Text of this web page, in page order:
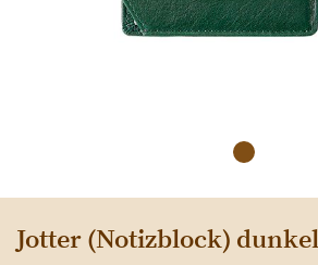
Jotter (Notizblock)